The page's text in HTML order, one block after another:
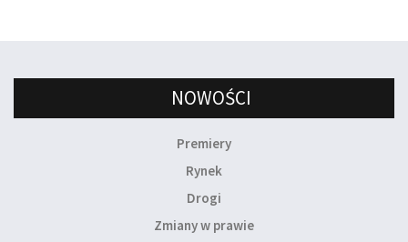
NOWOŚCI
Premiery
Rynek
Drogi
Zmiany w prawie